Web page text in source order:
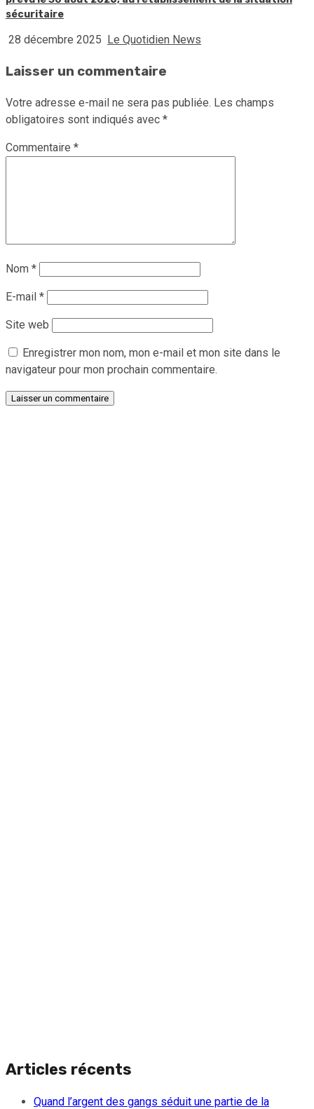
sécuritaire
28 décembre 2025 Le Quotidien News
Laisser un commentaire
Votre adresse e-mail ne sera pas publiée. Les champs
obligatoires sont indiqués avec *
Commentaire *
Nom *
E-mail *
Site web
Enregistrer mon nom, mon e-mail et mon site dans le
navigateur pour mon prochain commentaire.
Articles récents
Quand l’argent des gangs séduit une partie de la